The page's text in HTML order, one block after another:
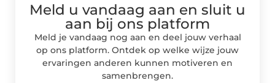
Meld u vandaag aan en sluit u
aan bij ons platform
Meld je vandaag nog aan en deel jouw verhaal
op ons platform. Ontdek op welke wijze jouw
ervaringen anderen kunnen motiveren en
samenbrengen.